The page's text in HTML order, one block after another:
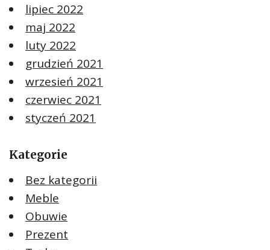
lipiec 2022
maj 2022
luty 2022
grudzień 2021
wrzesień 2021
czerwiec 2021
styczeń 2021
Kategorie
Bez kategorii
Meble
Obuwie
Prezent